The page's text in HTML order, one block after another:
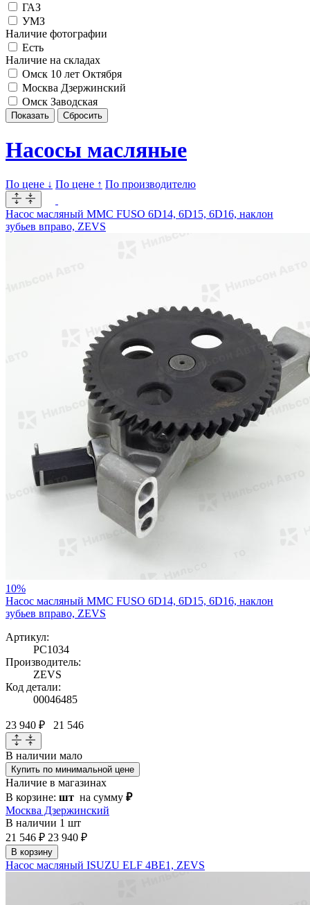
ГАЗ
УМЗ
Наличие фотографии
Есть
Наличие на складах
Омск 10 лет Октября
Москва Дзержинский
Омск Заводская
Насосы масляные
По цене ↓ По цене ↑ По производителю
Насос масляный MMC FUSO 6D14, 6D15, 6D16, наклон
зубьев вправо, ZEVS
10%
Насос масляный MMC FUSO 6D14, 6D15, 6D16, наклон
зубьев вправо, ZEVS
Артикул:
PC1034
Производитель:
ZEVS
Код детали:
00046485
23 940 ₽ 21 546
В наличии мало
Купить по минимальной цене
Наличие в магазинах
В корзине: шт на сумму ₽
Москва Дзержинский
В наличии 1 шт
21 546 ₽ 23 940 ₽
В корзину
Насос масляный ISUZU ELF 4BE1, ZEVS